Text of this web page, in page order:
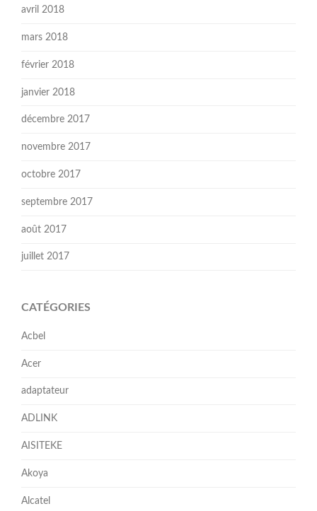
avril 2018
mars 2018
février 2018
janvier 2018
décembre 2017
novembre 2017
octobre 2017
septembre 2017
août 2017
juillet 2017
CATÉGORIES
Acbel
Acer
adaptateur
ADLINK
AISITEKE
Akoya
Alcatel